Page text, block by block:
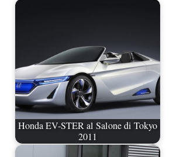
Honda EV-STER al Salone di Tokyo
2011